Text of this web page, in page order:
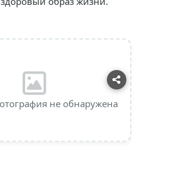
не обнаружена